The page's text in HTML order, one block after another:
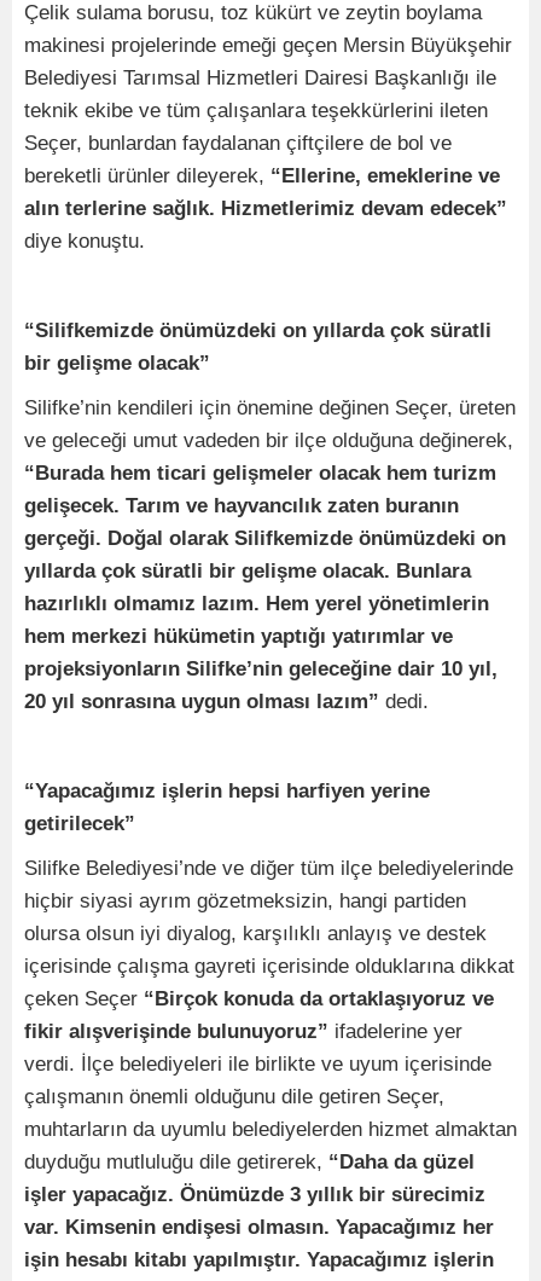
Çelik sulama borusu, toz kükürt ve zeytin boylama
makinesi projelerinde emeği geçen Mersin Büyükşehir
Belediyesi Tarımsal Hizmetleri Dairesi Başkanlığı ile
teknik ekibe ve tüm çalışanlara teşekkürlerini ileten
Seçer, bunlardan faydalanan çiftçilere de bol ve
bereketli ürünler dileyerek, “Ellerine, emeklerine ve
alın terlerine sağlık. Hizmetlerimiz devam edecek”
diye konuştu.
“Silifkemizde önümüzdeki on yıllarda çok süratli
bir gelişme olacak”
Silifke’nin kendileri için önemine değinen Seçer, üreten
ve geleceği umut vadeden bir ilçe olduğuna değinerek,
“Burada hem ticari gelişmeler olacak hem turizm
gelişecek. Tarım ve hayvancılık zaten buranın
gerçeği. Doğal olarak Silifkemizde önümüzdeki on
yıllarda çok süratli bir gelişme olacak. Bunlara
hazırlıklı olmamız lazım. Hem yerel yönetimlerin
hem merkezi hükümetin yaptığı yatırımlar ve
projeksiyonların Silifke’nin geleceğine dair 10 yıl,
20 yıl sonrasına uygun olması lazım” dedi.
“Yapacağımız işlerin hepsi harfiyen yerine
getirilecek”
Silifke Belediyesi’nde ve diğer tüm ilçe belediyelerinde
hiçbir siyasi ayrım gözetmeksizin, hangi partiden
olursa olsun iyi diyalog, karşılıklı anlayış ve destek
içerisinde çalışma gayreti içerisinde olduklarına dikkat
çeken Seçer “Birçok konuda da ortaklaşıyoruz ve
fikir alışverişinde bulunuyoruz” ifadelerine yer
verdi. İlçe belediyeleri ile birlikte ve uyum içerisinde
çalışmanın önemli olduğunu dile getiren Seçer,
muhtarların da uyumlu belediyelerden hizmet almaktan
duyduğu mutluluğu dile getirerek, “Daha da güzel
işler yapacağız. Önümüzde 3 yıllık bir sürecimiz
var. Kimsenin endişesi olmasın. Yapacağımız her
işin hesabı kitabı yapılmıştır. Yapacağımız işlerin